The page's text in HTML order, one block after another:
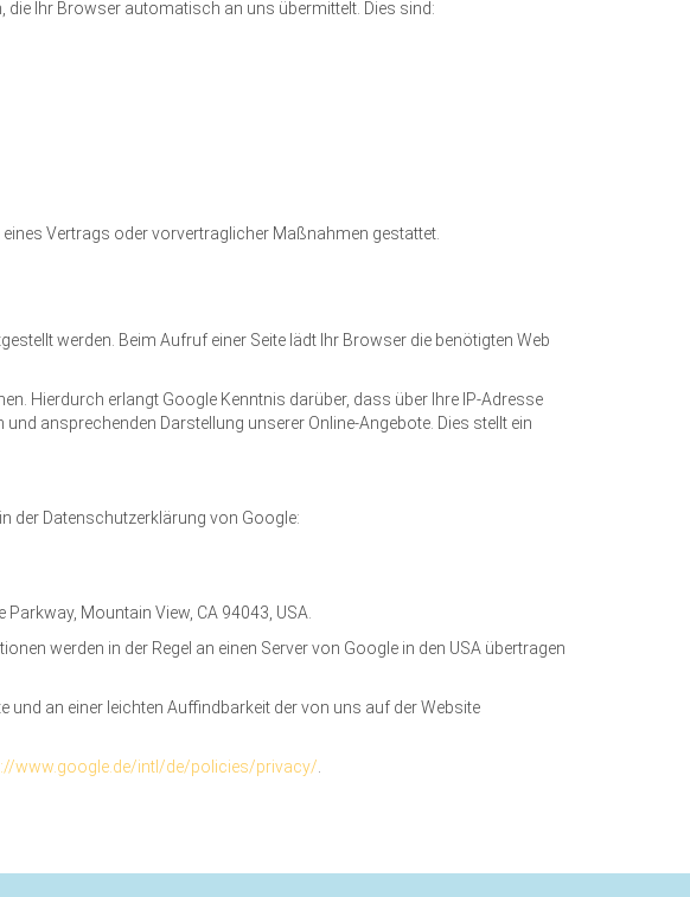
Ihr Browser automatisch an uns übermittelt. Dies sind:
Vertrags oder vorvertraglicher Maßnahmen gestattet.
werden. Beim Aufruf einer Seite lädt Ihr Browser die benötigten Web
Hierdurch erlangt Google Kenntnis darüber, dass über Ihre IP-Adresse
ansprechenden Darstellung unserer Online-Angebote. Dies stellt ein
der Datenschutzerklärung von Google:
Mountain View, CA 94043, USA.
werden in der Regel an einen Server von Google in den USA übertragen
an einer leichten Auffindbarkeit der von uns auf der Website
www.google.de/intl/de/policies/privacy/